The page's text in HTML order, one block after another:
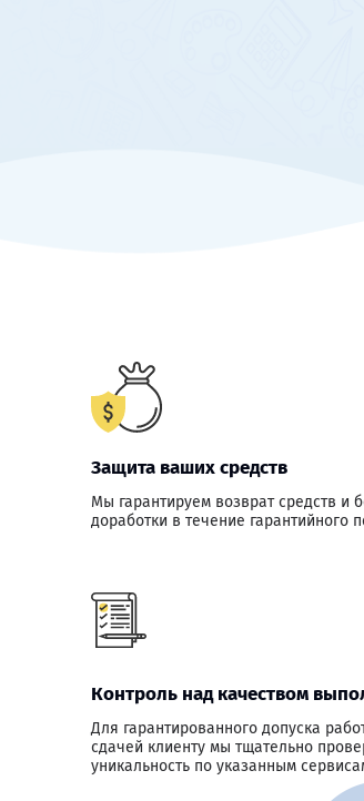
Защита ваших средств
Мы гарантируем возврат средств и
доработки в течение гарантийного
Контроль над качеством
Для гарантированного допуска
сдачей клиенту мы тщательно
уникальность по указанным